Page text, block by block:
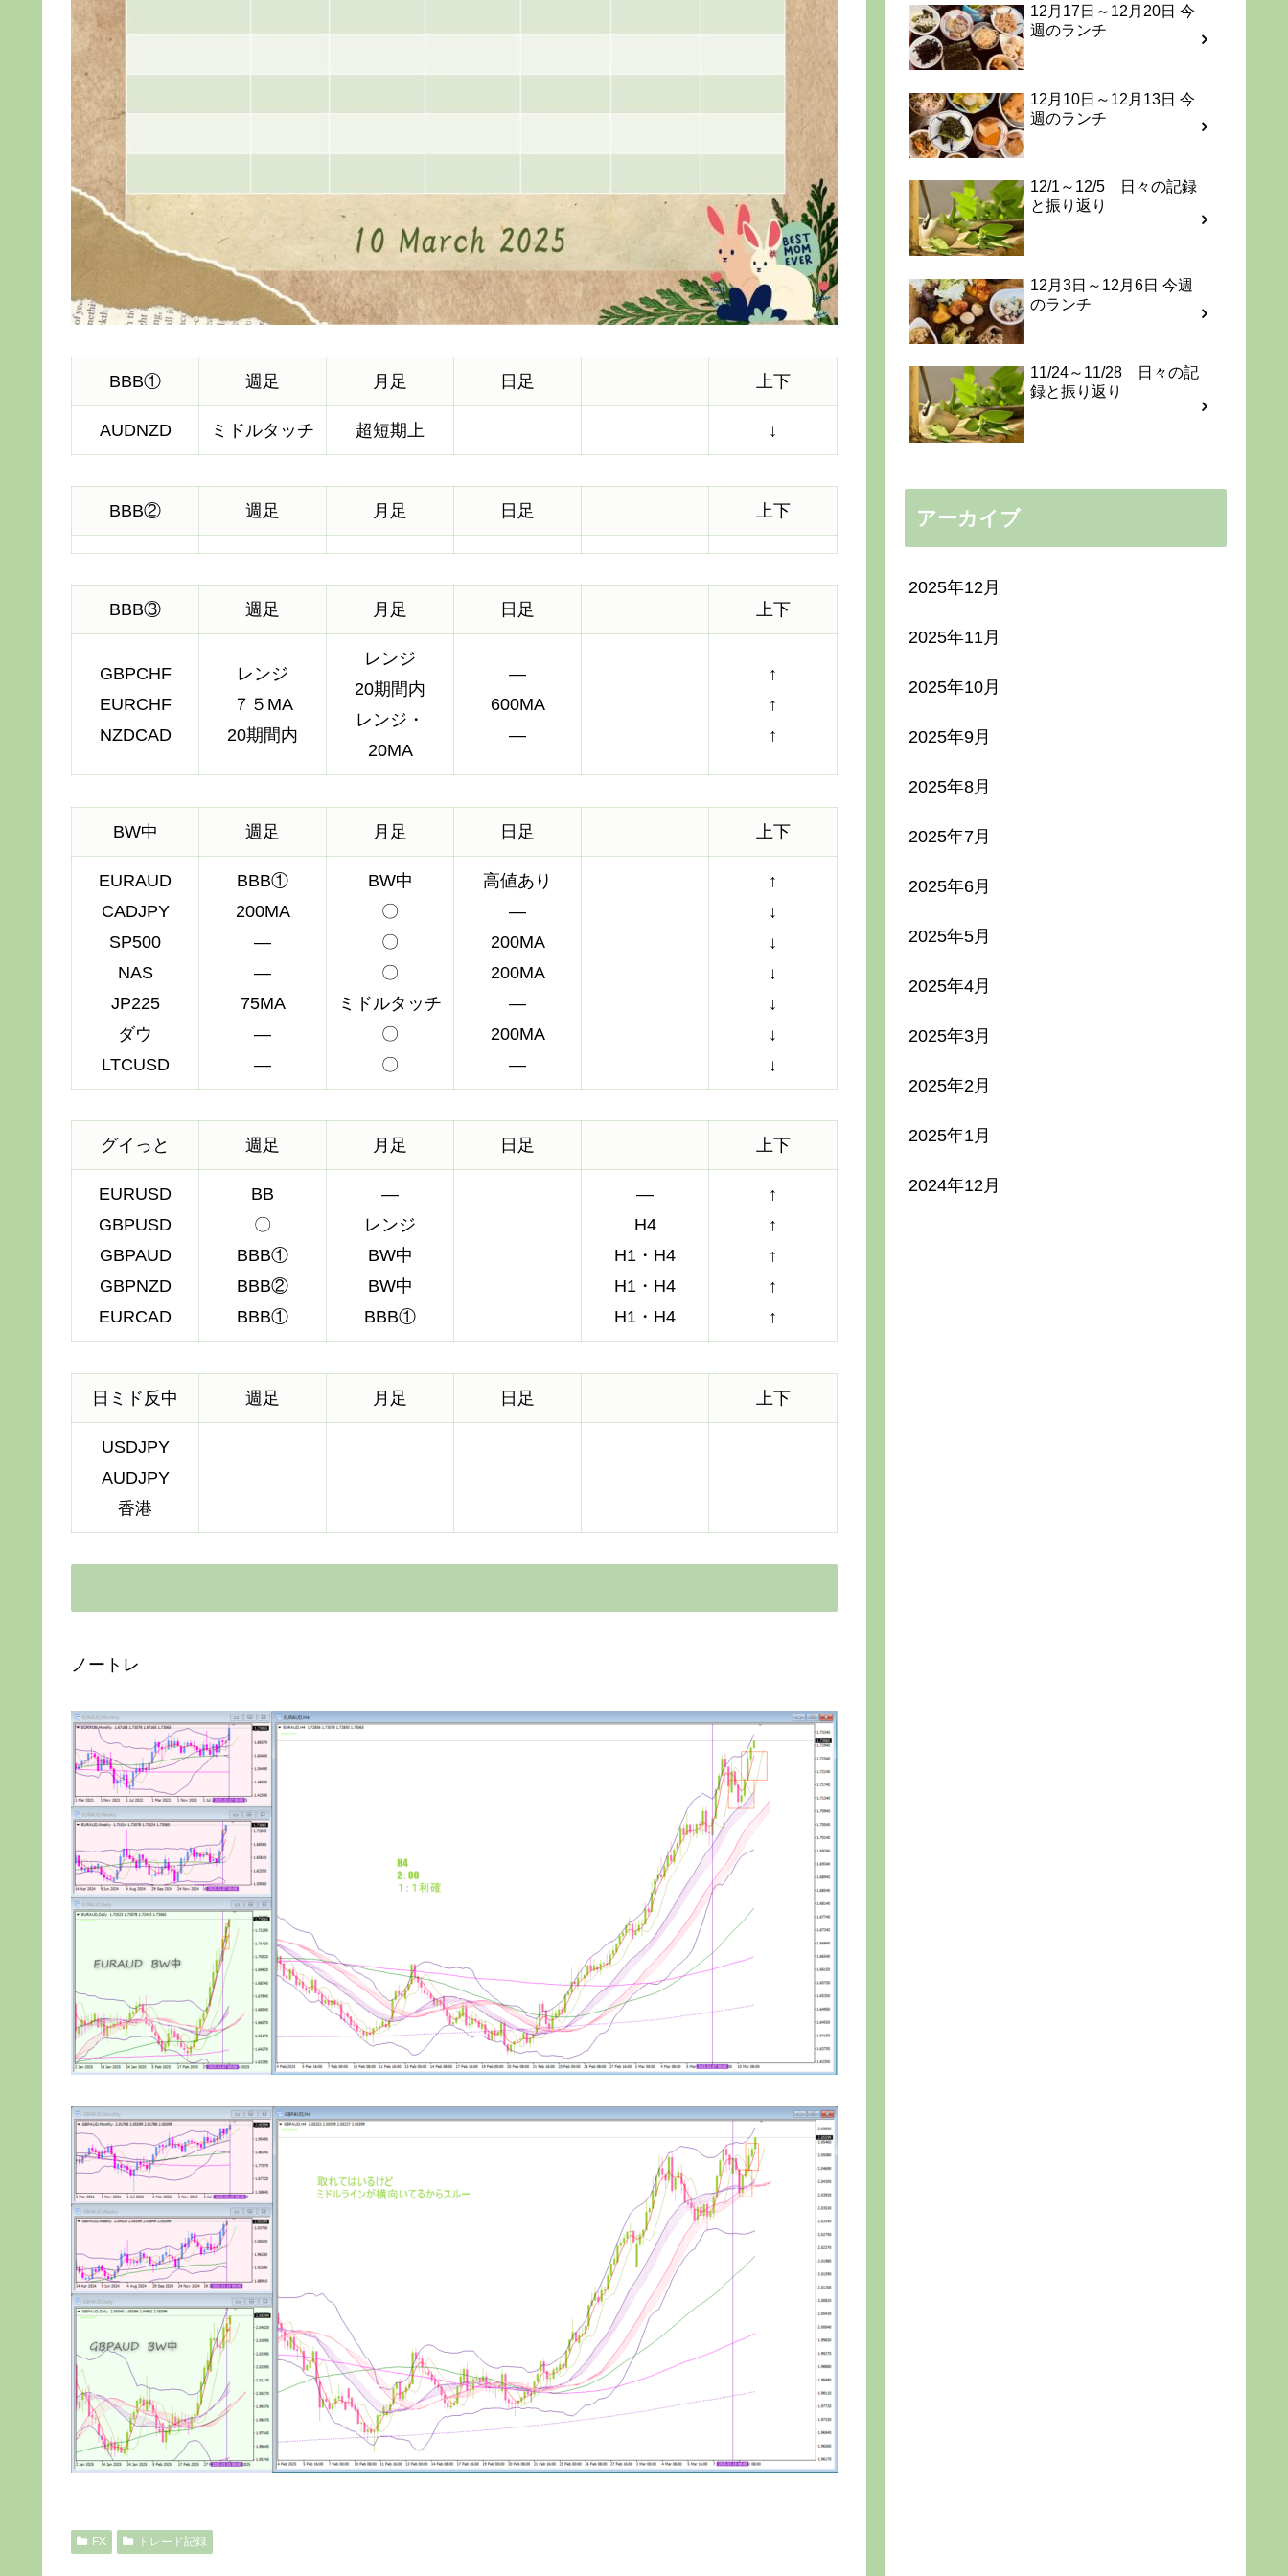
BBB① 週足 月足 日足 上下
AUDNZD ミドルタッチ 超短期上 ↓
BBB② 週足 月足 日足 上下
BBB③ 週足 月足 日足 上下
GBPCHF
EURCHF
NZDCAD
レンジ
７５MA
20期間内
レンジ
20期間内
レンジ・
20MA
―
600MA
―
↑
↑
↑
BW中 週足 月足 日足 上下
EURAUD
CADJPY
SP500
NAS
JP225
ダウ
LTCUSD
BBB①
200MA
―
―
75MA
―
―
BW中
〇
〇
〇
ミドルタッチ
〇
〇
高値あり
―
200MA
200MA
―
200MA
―
↑
↓
↓
↓
↓
↓
↓
グイっと 週足 月足 日足 上下
EURUSD
GBPUSD
GBPAUD
GBPNZD
EURCAD
BB
〇
BBB①
BBB②
BBB①
―
レンジ
BW中
BW中
BBB①
―
H4
H1・H4
H1・H4
H1・H4
↑
↑
↑
↑
↑
日ミド反中 週足 月足 日足 上下
USDJPY
AUDJPY
香港
ノートレ
FX トレード記録
12月17日～12月20日 今
週のランチ
12月10日～12月13日 今
週のランチ
12/1～12/5 日々の記録
と振り返り
12月3日～12月6日 今週
のランチ
11/24～11/28 日々の記
録と振り返り
アーカイブ
2025年12月
2025年11月
2025年10月
2025年9月
2025年8月
2025年7月
2025年6月
2025年5月
2025年4月
2025年3月
2025年2月
2025年1月
2024年12月